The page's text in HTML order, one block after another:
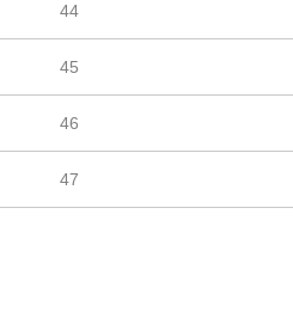
44
45
46
47